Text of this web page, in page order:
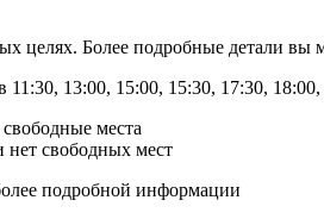
целях. Более подробные детали
11:30, 13:00, 15:00, 15:30, 17:30,
свободные места
нет свободных мест
подробной информации